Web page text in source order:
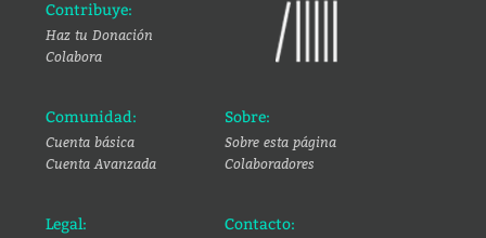
Contribuye:
Haz tu Donación
Colabora
Comunidad:
Cuenta básica
Cuenta Avanzada
Sobre:
Sobre esta página
Colaboradores
Legal: Contacto: